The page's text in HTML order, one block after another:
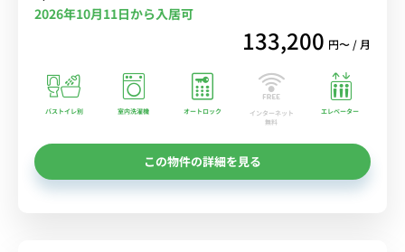
2026年10月11日から入居可
133,200 円〜 / 月
バストイレ別 室内洗濯機 オートロック
インターネット
無料
エレベーター
この物件の詳細を見る